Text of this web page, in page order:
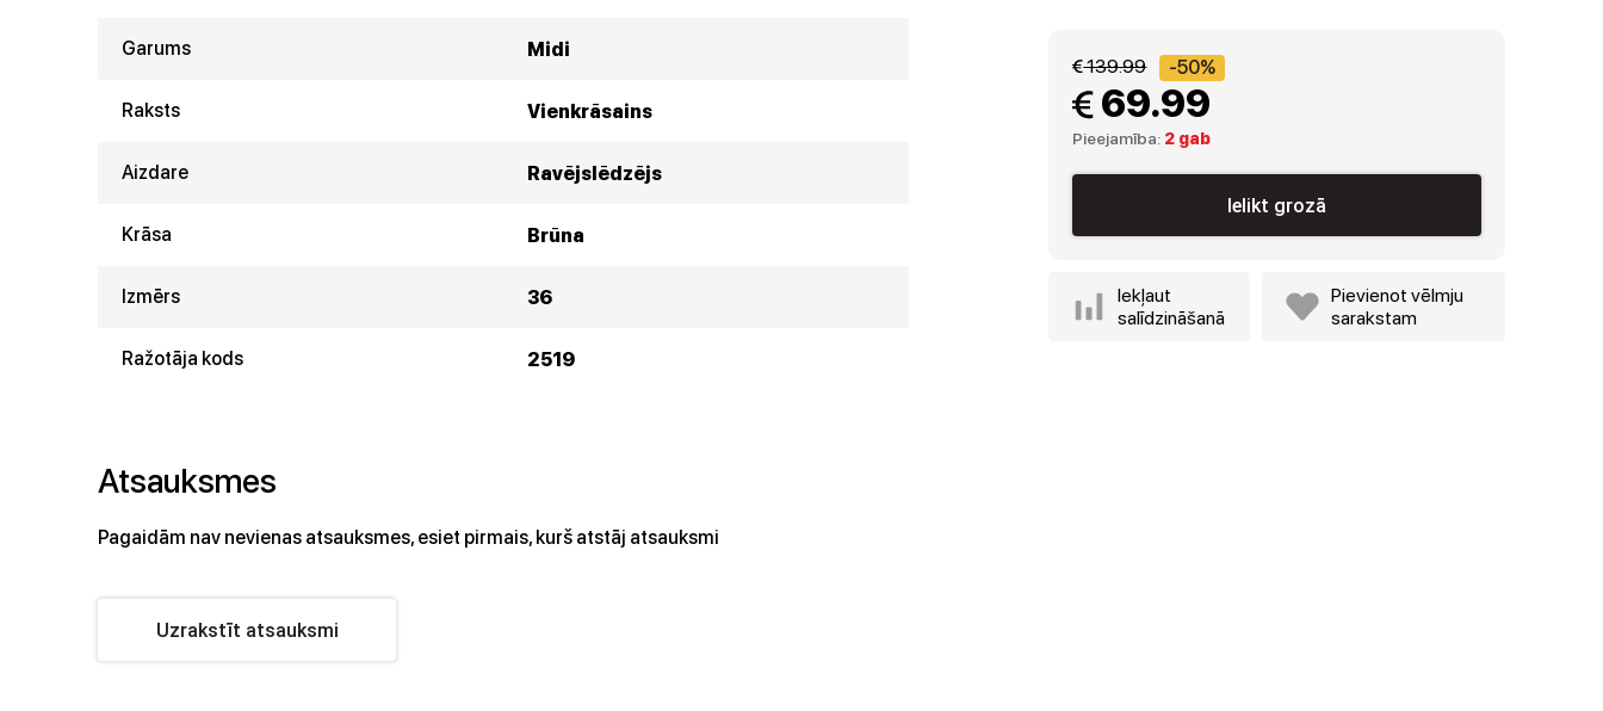
Garums Midi
Raksts Vienkrāsains
Aizdare Ravējslēdzējs
Krāsa Brūna
Izmērs 36
Ražotāja kods 2519
Atsauksmes
Pagaidām nav nevienas atsauksmes, esiet pirmais, kurš atstāj atsauksmi
Uzrakstīt atsauksmi
139.99 -50%
69.99
Pieejamība: 2 gab
Ielikt grozā
Iekļaut
salīdzināšanā
Pievienot vēlmju
sarakstam